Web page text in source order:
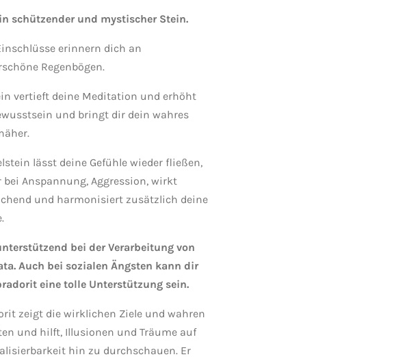
schützender und mystischer Stein.
erinnern dich an
Regenbögen.
vertieft deine Meditation und erhöht
und bringt dir dein wahres
lässt deine Gefühle wieder fließen,
Anspannung, Aggression, wirkt
und harmonisiert zusätzlich deine
bei der Verarbeitung von
Auch bei sozialen Ängsten kann dir
eine tolle Unterstützung sein.
zeigt die wirklichen Ziele und wahren
und hilft, Illusionen und Träume auf
hin zu durchschauen. Er